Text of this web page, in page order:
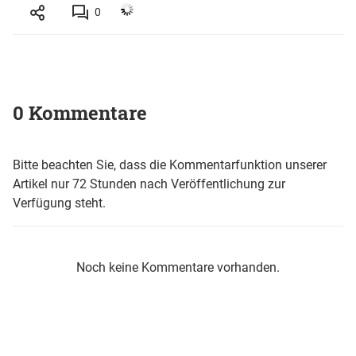
0
0 Kommentare
Bitte beachten Sie, dass die Kommentarfunktion unserer
Artikel nur 72 Stunden nach Veröffentlichung zur
Verfügung steht.
Noch keine Kommentare vorhanden.